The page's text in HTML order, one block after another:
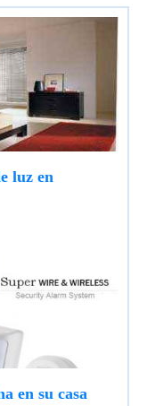
luz en
en su casa